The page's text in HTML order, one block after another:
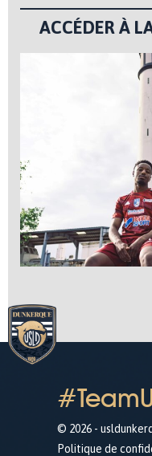
ACCÉDER À
© 2026 -
Politique de